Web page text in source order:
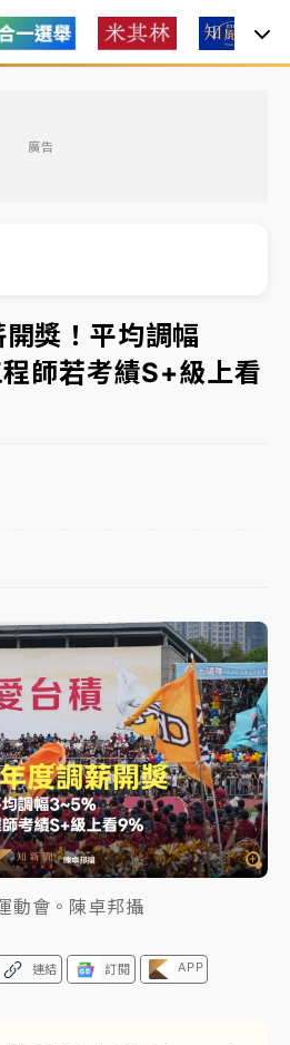
廣告
事人數！辜仲諒向法院聲請遭
2檔！今線上預約開賣一度塞車
7時
假村！東檢抗告成功 今重開羈
海豚雨彈轟3天 「紅到發紫」降
！黃金158kg遭查扣畫面曝光
事人數！辜仲諒向法院聲請遭
2檔！今線上預約開賣一度塞車
7時
假村！東檢抗告成功 今重開羈
獎！平均調幅
師若考績S+級上看
動會。陳卓邦攝
連結 訂閱 APP